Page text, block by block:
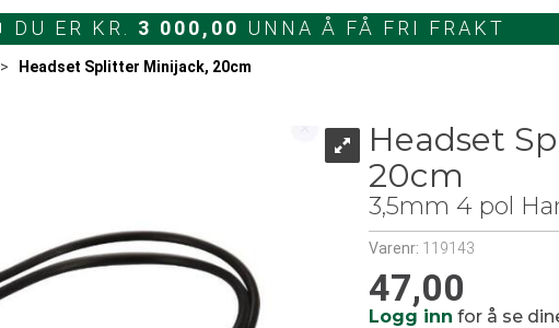
DU ER KR. 3 000,00 UNNA Å FÅ FRI FRAKT
> Headset Splitter Minijack, 20cm
Headset
20cm
3,5mm 4 pol
Varenr: 119143
47,00
Logg inn for å se